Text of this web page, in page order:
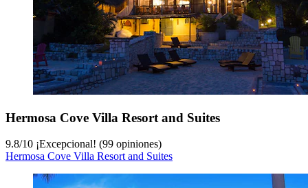
Hermosa Cove Villa Resort and Suites
9.8/10 ¡Excepcional! (99 opiniones)
Hermosa Cove Villa Resort and Suites